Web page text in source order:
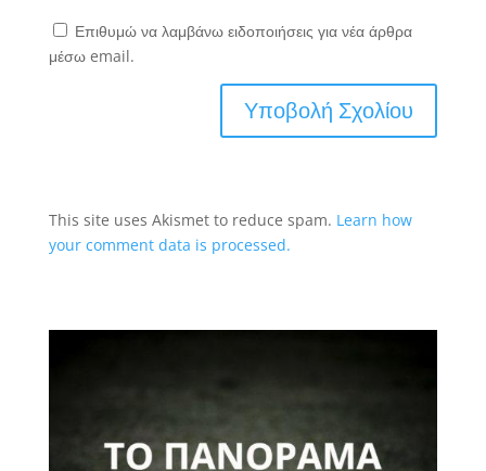
Επιθυμώ να λαμβάνω ειδοποιήσεις για νέα άρθρα
μέσω email.
This site uses Akismet to reduce spam. Learn how
your comment data is processed.